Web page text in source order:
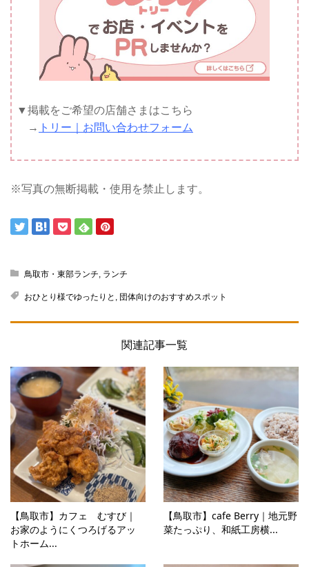
▼掲載をご希望の店舗さまはこちら
→ トリー｜お問い合わせフォーム
※写真の無断掲載・使用を禁止します。
鳥取市・東部ランチ, ランチ
おひとり様でゆったりと , 団体向けのおすすめスポット
関連記事一覧
【鳥取市】カフェ むすび｜
お家のようにくつろげるアッ
トホーム...
【鳥取市】cafe Berry｜地元野
菜たっぷり、和紙工房横...